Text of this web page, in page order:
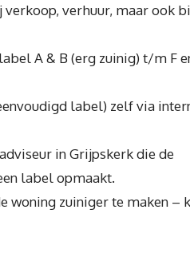
verkoop, verhuur, maar ook
A & B (erg zuinig) t/m F
label) zelf via
in Grijpskerk die de
label opmaakt.
woning zuiniger te maken –